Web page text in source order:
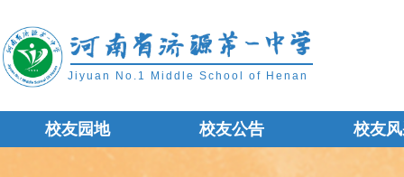
Jiyuan No.1 Middle School of Henan
校友园地 校友公告 校友